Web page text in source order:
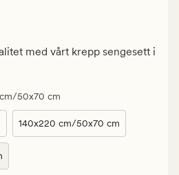
med vårt krepp sengesett i
50x70 cm
140x220 cm/50x70 cm